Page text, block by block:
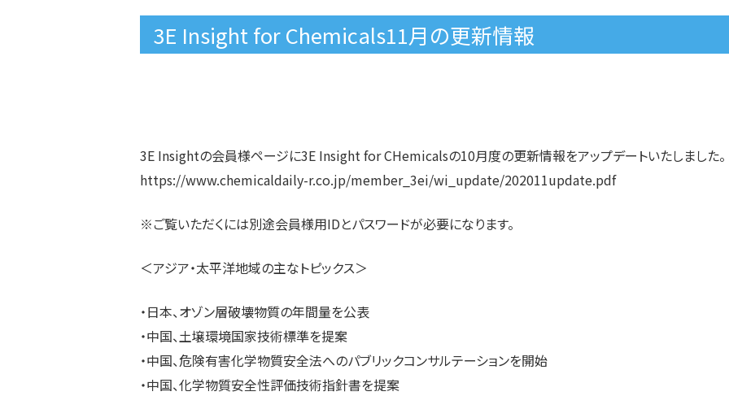
3E Insight for Chemicals11月の更新情報
3E Insightの会員様ページに3E Insight for CHemicalsの10月度の更新情報をアップデートいたしました。
https://www.chemicaldaily-r.co.jp/member_3ei/wi_update/202011update.pdf
※ご覧いただくには別途会員様用IDとパスワードが必要になります。
＜アジア・太平洋地域の主なトピックス＞
・日本、オゾン層破壊物質の年間量を公表
・中国、土壌環境国家技術標準を提案
・中国、危険有害化学物質安全法へのパブリックコンサルテーションを開始
・中国、化学物質安全性評価技術指針書を提案